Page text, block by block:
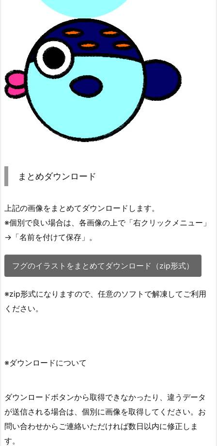
まとめダウンロード
上記の画像をまとめてダウンロードします。
※個別で良い場合は、各画像の上で「右クリックメニュー」
→「名前を付けて保存」。
フグのイラストをまとめてダウンロード（zip形式）
※zip形式になりますので、任意のソフトで解凍してご利用
ください。
※ダウンロードについて
ダウンロードボタンから取得できなかったり、違うデータ
が送信される場合は、個別に画像を取得してください。お
問い合わせからご連絡いただければ数日以内に修正しま
す。